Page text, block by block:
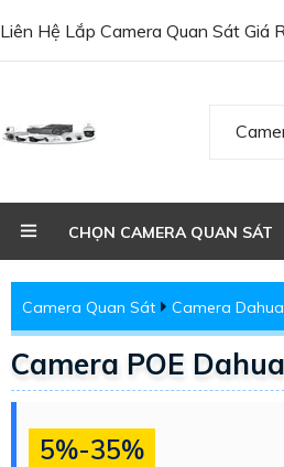
Liên Hệ Lắp Camera Quan Sát Giá
CHỌN CAMERA QUAN SÁT
Camera Quan Sát Camera
Camera POE
5%-35%